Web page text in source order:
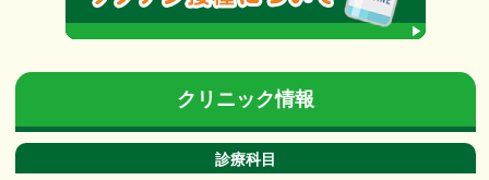
クリニック情報
診療科目